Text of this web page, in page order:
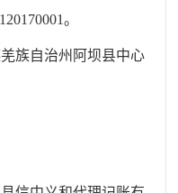
。
族自治州阿坝县中心